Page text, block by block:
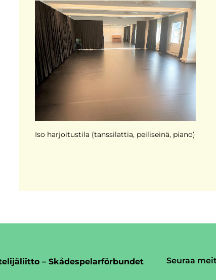
Iso harjoitustila (tanssilattia, peiliseinä, piano)
– Skådespelarförbundet
Seuraa